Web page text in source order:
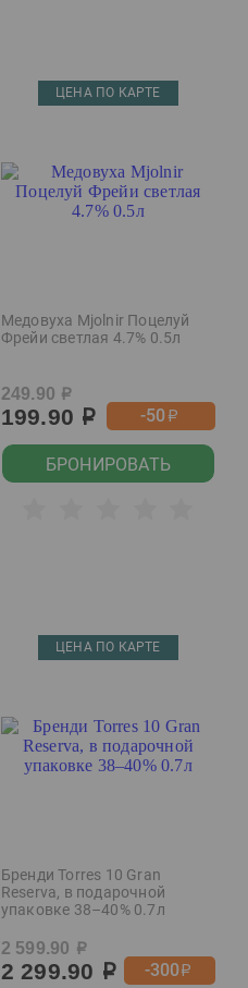
ЦЕНА ПО КАРТЕ
Медовуха Mjolnir Поцелуй
Фрейи светлая 4.7% 0.5л
249.90 р
199.90 р -50р
БРОНИРОВАТЬ
ЦЕНА ПО КАРТЕ
Бренди Torres 10 Gran
Reserva, в подарочной
упаковке 38–40% 0.7л
2 599.90 р
2 299.90 р -300р